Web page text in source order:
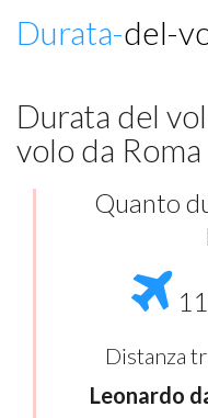
Durata-del-
Durata del
volo da
Quanto
Distanza
Leonardo